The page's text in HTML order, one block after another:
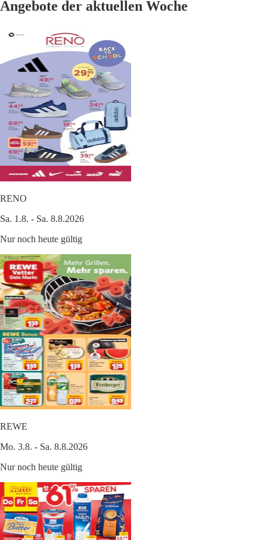
Angebote der aktuellen Woche
RENO
Sa. 1.8. - Sa. 8.8.2026
Nur noch heute gültig
REWE
Mo. 3.8. - Sa. 8.8.2026
Nur noch heute gültig